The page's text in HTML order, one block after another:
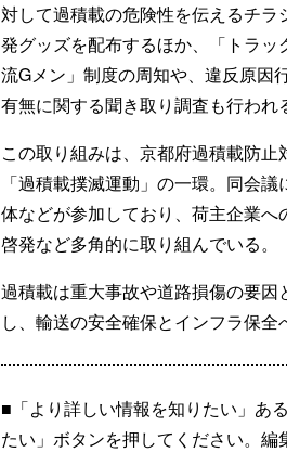
対して過積載の危険性を伝えるチラ
発グッズを配布するほか、「トラッ
流Gメン」制度の周知や、違反原因
有無に関する聞き取り調査も行われ
この取り組みは、京都府過積載防
「過積載撲滅運動」の一環。同会
体などが参加しており、荷主企業
啓発など多角的に取り組んでいる。
過積載は重大事故や道路損傷の要
し、輸送の安全確保とインフラ保全
■「より詳しい情報を知りたい」あ
たい」ボタンを押してください。編